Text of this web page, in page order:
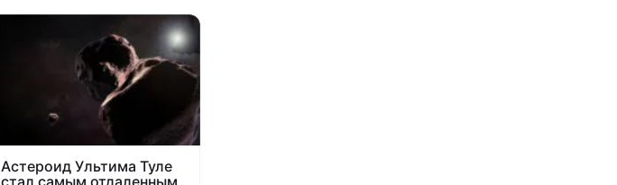
Астероид Ультима Туле